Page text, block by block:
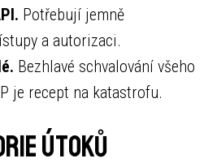
Potřebují jemně
a autorizaci.
Bezhlavé schvalování všeho
je recept na katastrofu.
útoků